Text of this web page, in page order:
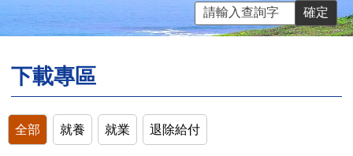
下載專區
全部 就養 就業 退除給付